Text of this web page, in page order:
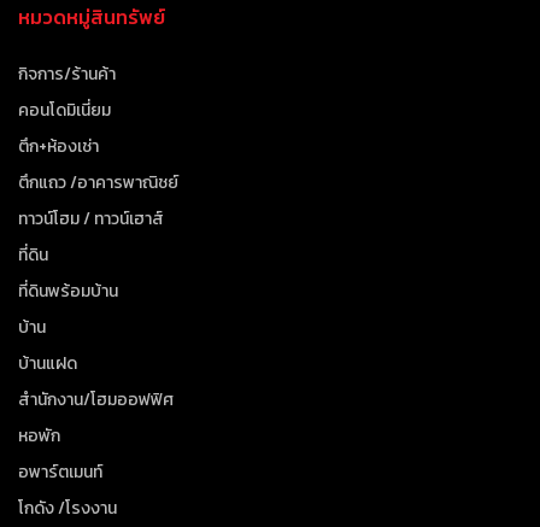
หมวดหมู่สินทรัพย์
กิจการ/ร้านค้า
คอนโดมิเนี่ยม
ตึก+ห้องเช่า
ตึกแถว /อาคารพาณิชย์
ทาวน์โฮม / ทาวน์เฮาส์
ที่ดิน
ที่ดินพร้อมบ้าน
บ้าน
บ้านแฝด
สำนักงาน/โฮมออฟฟิศ
หอพัก
อพาร์ตเมนท์
โกดัง /โรงงาน